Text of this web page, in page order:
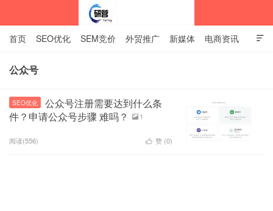
中标企业资讯站

首页 SEO优化 SEM竞价 外贸推广 新媒体 电商资讯
网站建设
公众号
SEO优化
公众号注册需要达到什么条
件？申请公众号步骤 难吗？
 1
阅读(556)  赞 (0)